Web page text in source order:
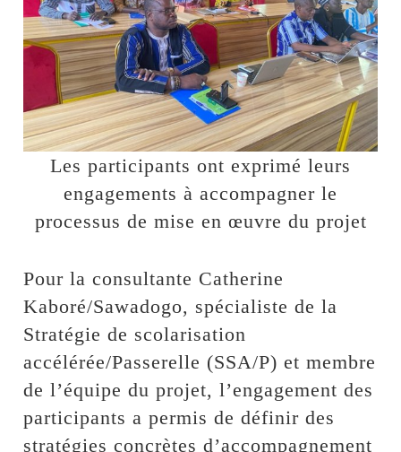
Les participants ont exprimé leurs
engagements à accompagner le
processus de mise en œuvre du projet
Pour la consultante Catherine
Kaboré/Sawadogo, spécialiste de la
Stratégie de scolarisation
accélérée/Passerelle (SSA/P) et membre
de l’équipe du projet, l’engagement des
participants a permis de définir des
stratégies concrètes d’accompagnement